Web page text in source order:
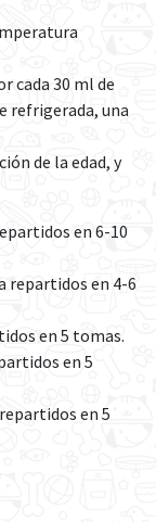
cada 30 ml de
refrigerada, una
de la edad, y
en 6-10
repartidos en 4-6
en 5 tomas.
en 5
en 5